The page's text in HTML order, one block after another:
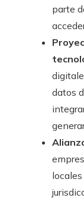
parte
datos